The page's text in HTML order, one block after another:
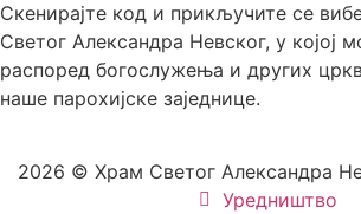
Скенирајте код и прикључите се
Светог Александра Невског, у којој
распоред богослужења и других
наше парохијске заједнице.
2026 © Храм Светог Александра
Уредништво